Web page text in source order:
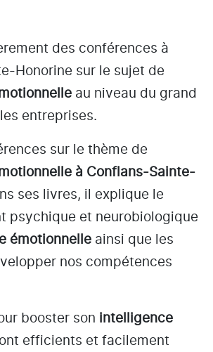
des conférences à
Honorine sur le sujet de
au niveau du grand
entreprises.
sur le thème de
à Conflans-Sainte-
ses livres, il explique le
psychique et neurobiologique
émotionnelle ainsi que les
nos compétences
booster son intelligence
efficients et facilement